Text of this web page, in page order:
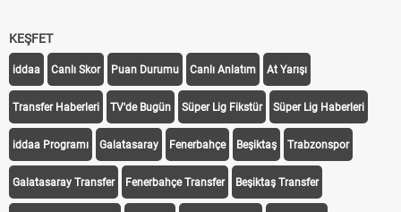
KEŞFET
iddaa Canlı Skor Puan Durumu Canlı Anlatım At Yarışı
Transfer Haberleri TV'de Bugün Süper Lig Fikstür Süper Lig Haberleri
iddaa Programı Galatasaray Fenerbahçe Beşiktaş Trabzonspor
Galatasaray Transfer Fenerbahçe Transfer Beşiktaş Transfer